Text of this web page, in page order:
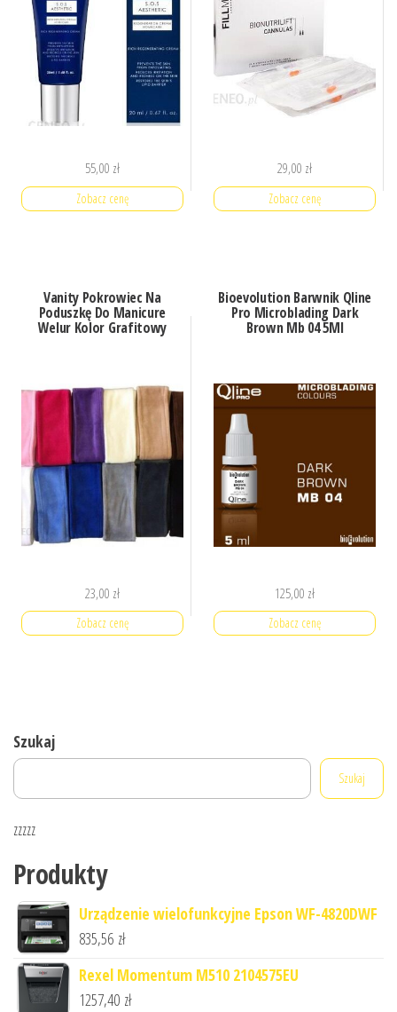
55,00 zł
Zobacz cenę
29,00 zł
Zobacz cenę
Vanity Pokrowiec Na
Poduszkę Do Manicure
Welur Kolor Grafitowy
23,00 zł
Zobacz cenę
Bioevolution Barwnik Qline
Pro Microblading Dark
Brown Mb 04 5Ml
125,00 zł
Zobacz cenę
Szukaj
Szukaj
zzzzz
Produkty
Urządzenie wielofunkcyjne Epson WF-4820DWF
835,56 zł
Rexel Momentum M510 2104575EU
1257,40 zł